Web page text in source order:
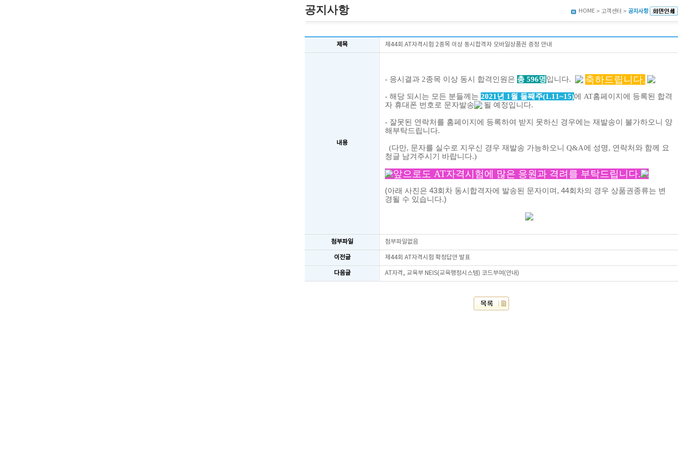
공지사항 HOME > 고객센터 > 공지사항
제목 제44회 AT자격시험 2종목 이상 동시합격자 모바일상품권 증정 안내
내용
- 응시결과 2종목 이상 동시 합격인원은 총 596명입니다. 축하드립니다.
- 해당 되시는 모든 분들께는 2021년 1월 둘째주(1.11~15)에 AT홈페이지에 등록된 합격
자 휴대폰 번호로 문자발송 될 예정입니다.
- 잘못된 연락처를 홈페이지에 등록하여 받지 못하신 경우에는 재발송이 불가하오니 양
해부탁드립니다.
(다만, 문자를 실수로 지우신 경우 재발송 가능하오니 Q&A에 성명, 연락처와 함께
요
청글 남겨주시기 바랍니다.)
앞으로도 AT자격시험에 많은 응원과 격려를 부탁드립니다.
(아래 사진은 43회차 동시합격자에 발송된 문자이며, 44회차의 경우 상품권종류는 변
경될 수 있습니다.)
첨부파일 첨부파일없음
이전글 제44회 AT자격시험 확정답안 발표
다음글 AT자격, 교육부 NEIS(교육행정시스템) 코드부여(안내)